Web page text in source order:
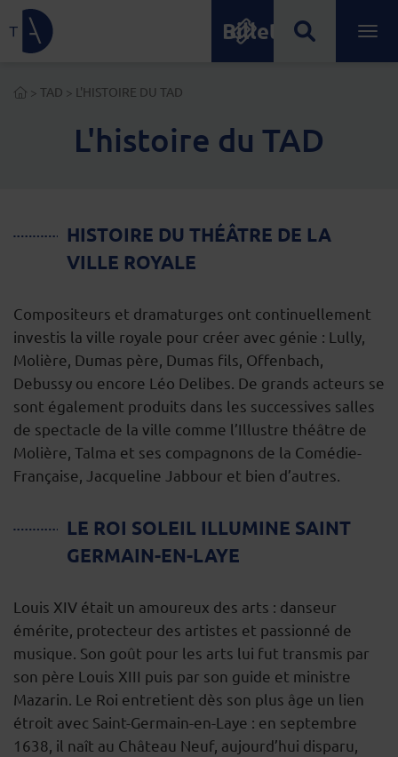
Lien de retour à la page d'accueil Billetterie
ACCUEIL
> TAD > L'HISTOIRE DU TAD
L'histoire du TAD
HISTOIRE DU THÉÂTRE DE LA
VILLE ROYALE
Compositeurs et dramaturges ont continuellement
investis la ville royale pour créer avec génie : Lully,
Molière, Dumas père, Dumas fils, Offenbach,
Debussy ou encore Léo Delibes. De grands acteurs se
sont également produits dans les successives salles
de spectacle de la ville comme l’Illustre théâtre de
Molière, Talma et ses compagnons de la Comédie-
Française, Jacqueline Jabbour et bien d’autres.
LE ROI SOLEIL ILLUMINE SAINT
GERMAIN-EN-LAYE
Louis XIV était un amoureux des arts : danseur
émérite, protecteur des artistes et passionné de
musique. Son goût pour les arts lui fut transmis par
son père Louis XIII puis par son guide et ministre
Mazarin. Le Roi entretient dès son plus âge un lien
étroit avec Saint-Germain-en-Laye : en septembre
1638, il naît au Château Neuf, aujourd’hui disparu,